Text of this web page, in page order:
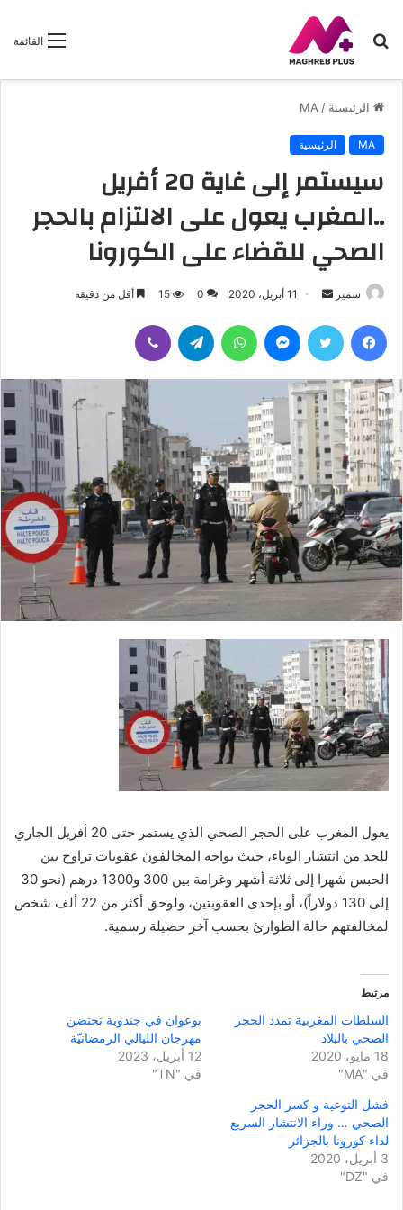
القائمة
بحث
عن
الرئيسية /
MA
MA الرئيسية
سيستمر إلى غاية 20 أفريل
..المغرب يعول على الالتزام بالحجر
الصحي للقضاء على الكورونا
سمير
س
ل
ب
ر
د
ا
إ
ل
ك
ت
ر
ن
ي
ا
11 أبريل، 2020 0
15 أقل من دقيقة
يعول المغرب على الحجر الصحي الذي يستمر حتى 20 أفريل الجاري
للحد من انتشار الوباء، حيث يواجه المخالفون عقوبات تراوح بين
الحبس شهرا إلى ثلاثة أشهر وغرامة بين 300 و1300 درهم (نحو 30
إلى 130 دولاراً)، أو بإحدى العقوبتين، ولوحق أكثر من 22 ألف شخص
لمخالفتهم حالة الطوارئ بحسب آخر حصيلة رسمية.
مرتبط
السلطات المغربية تمدد الحجر
الصحي بالبلاد
18 مايو، 2020
في "MA"
بوعوان في جندوبة تحتضن
مهرجان الليالي الرمضانيّة
12 أبريل، 2023
في "TN"
فشل التوعية و كسر الحجر
الصحي … وراء الانتشار السريع
لداء كورونا بالجزائر
3 أبريل، 2020
في "DZ"